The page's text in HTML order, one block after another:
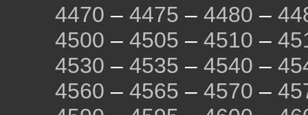
4470 – 4475 – 4480 –
4500 – 4505 – 4510 –
4530 – 4535 – 4540 –
4560 – 4565 – 4570 –